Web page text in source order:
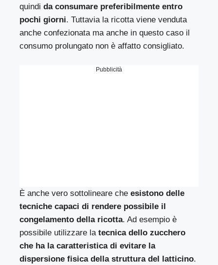
quindi da consumare preferibilmente entro
pochi giorni. Tuttavia la ricotta viene venduta
anche confezionata ma anche in questo caso il
consumo prolungato non è affatto consigliato.
Pubblicità
È anche vero sottolineare cheesistono delle
tecniche capaci di rendere possibile il
congelamento della ricotta. Ad esempio è
possibile utilizzare la tecnica dello zucchero
che ha la caratteristica di evitare la
dispersione fisica della struttura del latticino.